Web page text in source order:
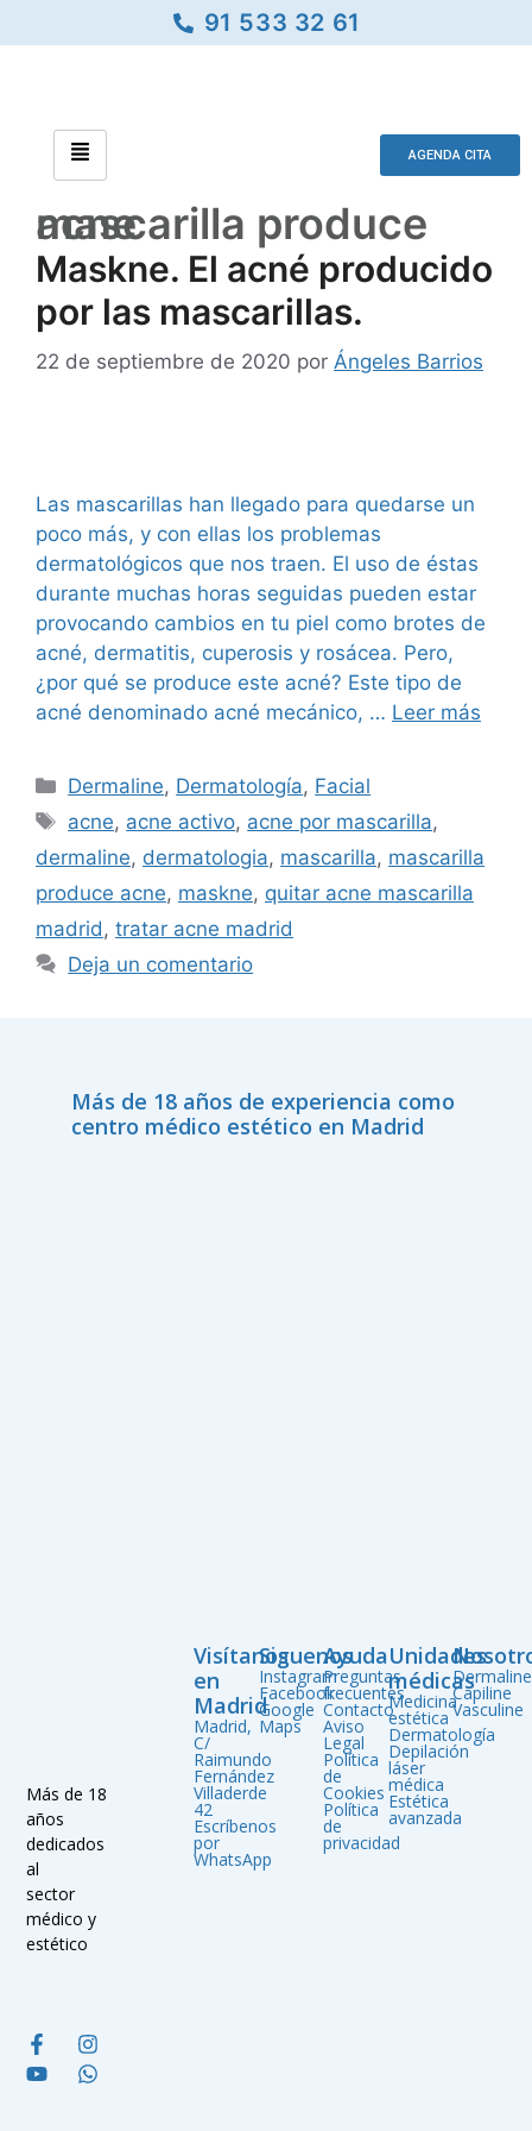
91 533 32 61
AGENDA CITA
mascarilla produce acne
Maskne. El acné producido
por las mascarillas.
22 de septiembre de 2020 por Ángeles Barrios
Las mascarillas han llegado para quedarse un
poco más, y con ellas los problemas
dermatológicos que nos traen. El uso de éstas
durante muchas horas seguidas pueden estar
provocando cambios en tu piel como brotes de
acné, dermatitis, cuperosis y rosácea. Pero,
¿por qué se produce este acné? Este tipo de
acné denominado acné mecánico, … Leer más
Dermaline, Dermatología, Facial
acne, acne activo, acne por mascarilla,
dermaline, dermatologia, mascarilla, mascarilla
produce acne, maskne, quitar acne mascarilla
madrid , tratar acne madrid
Deja un comentario
Más de 18 años de experiencia como
centro médico estético en Madrid
Más de 18
años
dedicados
al
sector
médico y
estético
Dermaline
Capiline
Vasculine
Unidades
médicas
Medicina
estética
Dermatología
Depilación
láser
médica
Estética
avanzada
Ayuda
Preguntas
frecuentes
Contacto
Aviso
Legal
Política
de
Cookies
Política
de
privacidad
Siguenos
Instagram
Facebook
Google
Maps
Visítanos
en
Madrid
Madrid,
C/
Raimundo
Fernández
Villaderde
42
Escríbenos
por
WhatsApp